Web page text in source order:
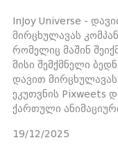
InJoy Universe -
მირცხულავას
რომელიც მაშინ
მისი შემქმნელი
დავით მირცხულავას
ეკუთვნის Pixweets
ქართული
19/12/2025